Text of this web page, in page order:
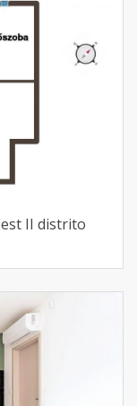
II distrito